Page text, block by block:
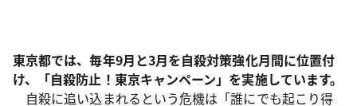
東京都では、毎年9月と3月を自殺対策強化月間に位置付
け、「自殺防止！東京キャンペーン」を実施しています。
自殺に追い込まれるという危機は「誰にでも起こり得